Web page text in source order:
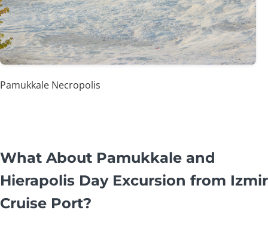
Pamukkale Necropolis
What About Pamukkale and
Hierapolis Day Excursion from Izmir
Cruise Port?